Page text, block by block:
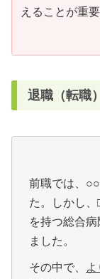
えることが重要
退職（転職
前職では、
た。しかし
を持つ総合
ました。
その中で、